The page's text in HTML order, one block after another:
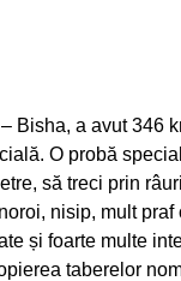
Bisha, a avut 346
O probă
să treci prin
nisip, mult praf
și foarte multe
taberelor